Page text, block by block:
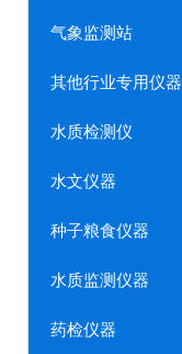
气象监测站
其他行业专用仪器
水质检测仪
水文仪器
种子粮食仪器
水质监测仪器
药检仪器